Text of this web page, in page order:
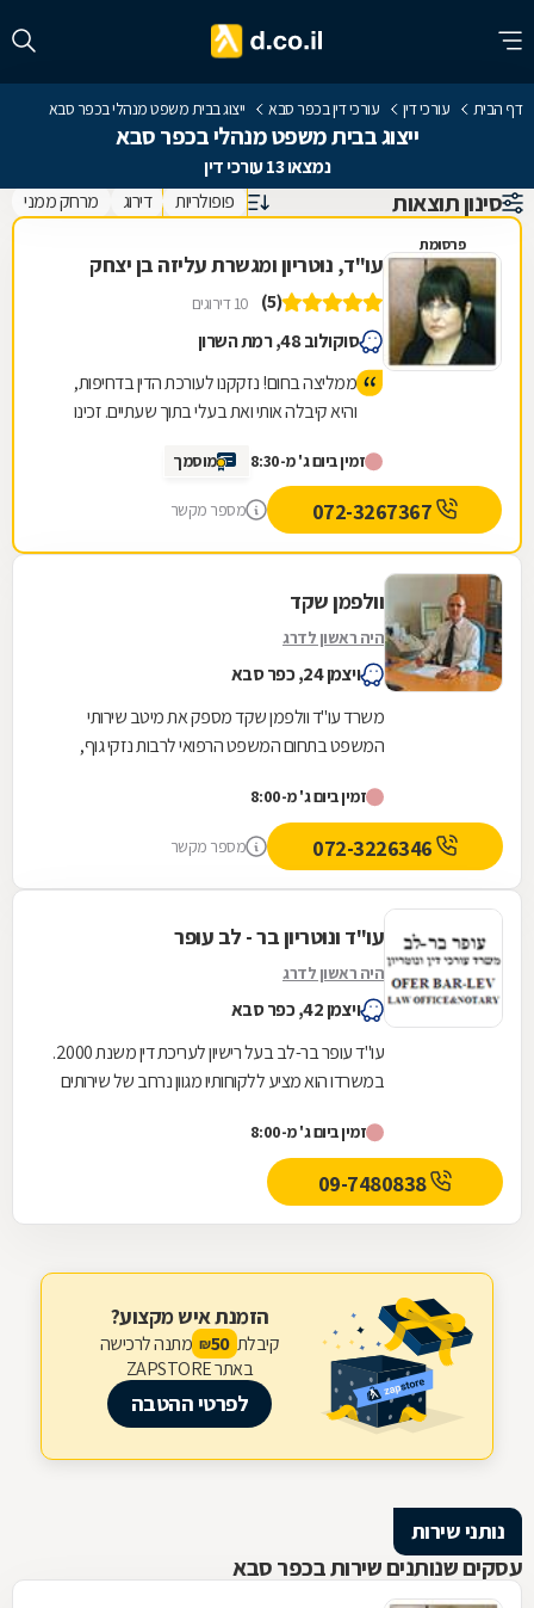
דף הבית עורכי דין עורכי דין בכפר סבא ייצוג בבית משפט מנהלי בכפר סבא
ייצוג בבית משפט מנהלי בכפר סבא
נמצאו 13 עורכי דין
סינון תוצאות פופולריות דירוג מרחק ממני
פרסומת
עו"ד, נוטריון ומגשרת עליזה בן יצחק
(5) 10 דירוגים
סוקולוב 48, רמת השרון
ממליצה בחום! נזקקנו לעורכת הדין בדחיפות,
והיא קיבלה אותי ואת בעלי בתוך שעתיים. זכינו
דופן. השירות היה מהיר, יעיל ואכפתי, והרגשנו
שאנחנו בידיים טובות. תודה רבה על כל העזרה
זמין ביום ג' מ-8:30 מוסמך
מספר מקשר
וולפמן שקד
היה ראשון לדרג
ויצמן 24, כפר סבא
משרד עו"ד וולפמן שקד מספק את מיטב שירותי
המשפט בתחום המשפט הרפואי לרבות נזקי גוף,
בדיני עבודה...
זמין ביום ג' מ-8:00
מספר מקשר
עו"ד ונוטריון בר - לב עופר
היה ראשון לדרג
ויצמן 42, כפר סבא
עו"ד עופר בר-לב בעל רישיון לעריכת דין משנת 2000.
במשרדו הוא מציע ללקוחותיו מגוון נרחב של שירותים
זמין ביום ג' מ-8:00
09-7480838
הזמנת איש מקצוע?
קיבלת 50
₪ מתנה לרכישה
באתר ZAPSTORE
לפרטי ההטבה
נותני שירות
עסקים שנותנים שירות בכפר סבא